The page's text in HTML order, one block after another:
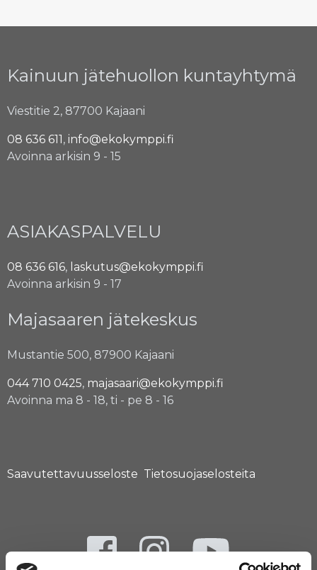
Kainuun jätehuollon kuntayhtymä
Viestitie 2, 87700 Kajaani
08 636 611, info@ekokymppi.fi
Avoinna arkisin 9 - 15
ASIAKASPALVELU
08 636 616, laskutus@ekokymppi.fi
Avoinna arkisin 9 - 17
Majasaaren jätekeskus
Mustantie 500, 87900 Kajaani
044 710 0425, majasaari@ekokymppi.fi
Avoinna ma 8 - 18, ti - pe 8 - 16
Saavutettavuusseloste Tietosuojaselosteita